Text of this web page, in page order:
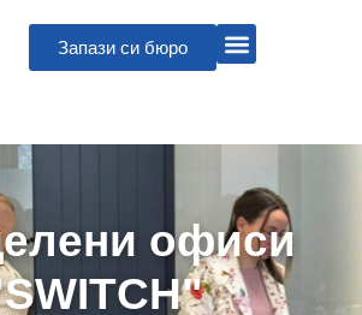
Запази си бюро
офиси